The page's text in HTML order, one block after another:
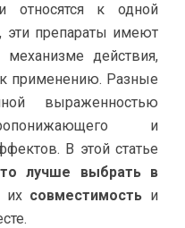
относятся к одной
эти препараты имеют
действия,
к применению. Разные
выраженностью
и
В этой статье
лучше выбрать в
их совместимость и